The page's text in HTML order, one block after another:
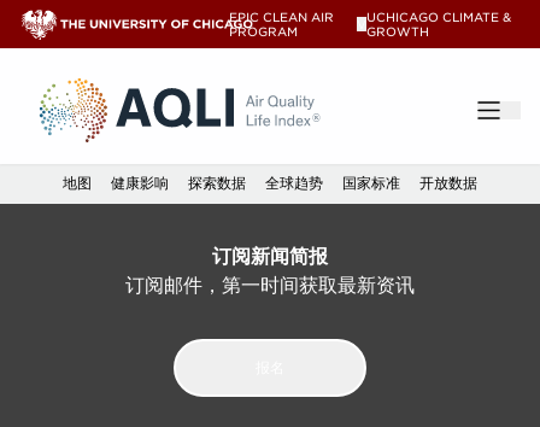
EPIC CLEAN AIR
PROGRAM
UCHICAGO CLIMATE &
GROWTH
®
地图 健康影响 探索数据 全球趋势 国家标准 开放数据
订阅新闻简报
订阅邮件，第一时间获取最新资讯
The index - AQLI – AQLI